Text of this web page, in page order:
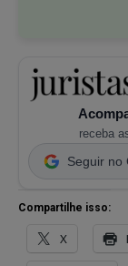
receba
Seguir no
Compartilhe isso:
X